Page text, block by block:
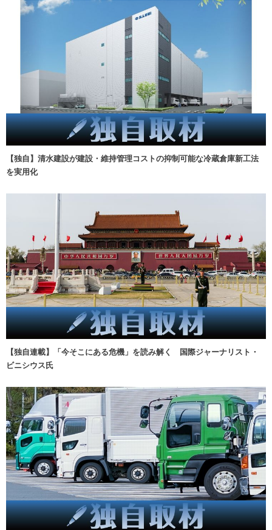
【独自】清水建設が建設・維持管理コストの抑制可能な冷蔵倉庫新工法
を実用化
【独自連載】「今そこにある危機」を読み解く 国際ジャーナリスト・
ビニシウス氏